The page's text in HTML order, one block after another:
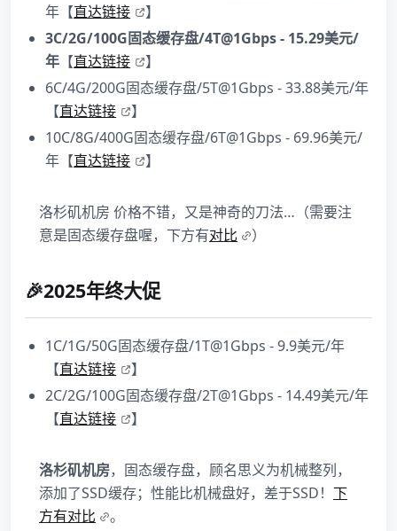
年【直达链接
】
3C/2G/100G固态缓存盘/4T@1Gbps - 15.29美元/
年 【直达链接
】
6C/4G/200G固态缓存盘/5T@1Gbps - 33.88美元/年
【直达链接
】
10C/8G/400G固态缓存盘/6T@1Gbps - 69.96美元/
年【直达链接 】
洛杉矶机房 价格不错，又是神奇的刀法…（需要注
意是固态缓存盘喔，下方有对比 ）
🎉2025年终大促
1C/1G/50G固态缓存盘/1T@1Gbps - 9.9美元/年
【直达链接
】
2C/2G/100G固态缓存盘/2T@1Gbps - 14.49美元/年
【直达链接 】
洛杉矶机房，固态缓存盘，顾名思义为机械整列，
添加了SSD缓存；性能比机械盘好，差于SSD！ 下
方有对比
。